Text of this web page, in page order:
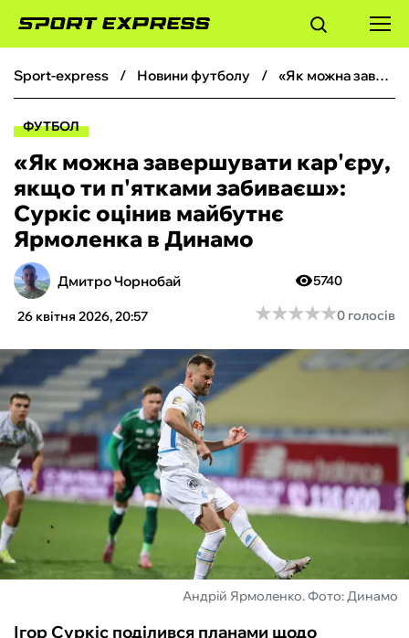
ФУТБОЛ
БОКС
ХОКЕЙ
ТЕНІС
КІБЕРСПОРТ
ЧС-2026
ФУТЗАЛ
ІНШІ
БУКМЕКЕРИ
sport-express новини футболу «Як можна завершувати кар'єру, якщо ти п'ятками забиваєш»: Суркіс оцінив майбутнє Ярмоленка в Динамо
ФУТБОЛ
«Як можна завершувати кар'єру,
якщо ти п'ятками забиваєш»:
Суркіс оцінив майбутнє
Ярмоленка в Динамо
Дмитро Чорнобай
26 квітня 2026, 20:57
5740
★★★★★
★★★★★0 голосів
Андрій Ярмоленко. Фото: Динамо
Ігор Суркіс поділився планами щодо